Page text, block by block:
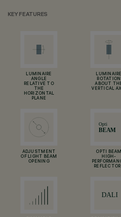
KEY FEATURES
LUMINAIRE
ANGLE
RELATIVE TO
THE
HORIZONTAL
PLANE
LUMINAIRE
ROTATION
ABOUT
VERTICAL
ADJUSTMENT
OF LIGHT BEAM
OPENING
OPTI BEAM
HIGH-